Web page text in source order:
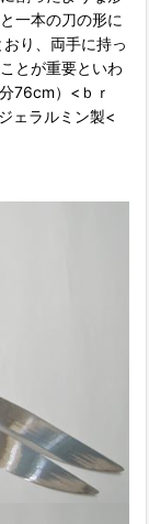
一本の刀の形に
り、両手に持っ
とが重要といわ
76cm）<ｂｒ
ェラルミン製<